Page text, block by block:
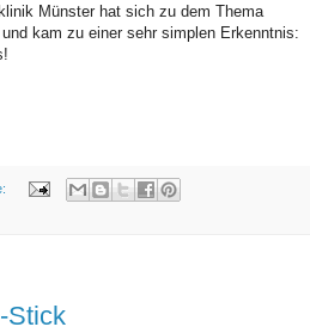
Münster hat sich zu dem Thema
kam zu einer sehr simplen Erkenntnis:
Stick